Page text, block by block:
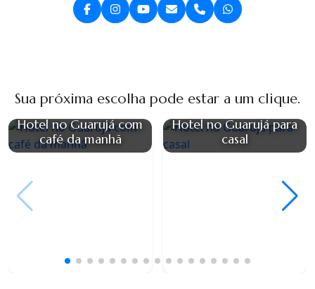
Sua próxima escolha pode estar a um clique.
Hotel no Guarujá com
café da manhã
Hotel no Guarujá para
casal